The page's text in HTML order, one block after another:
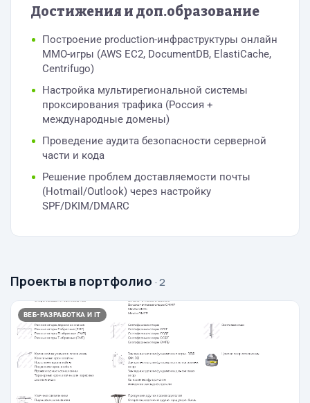
Достижения и доп.образование
Построение production-инфраструктуры онлайн
MMO-игры (AWS EC2, DocumentDB, ElastiCache,
Centrifugo)
Настройка мультирегиональной системы
проксирования трафика (Россия +
международные домены)
Проведение аудита безопасности серверной
части и кода
Решение проблем доставляемости почты
(Hotmail/Outlook) через настройку
SPF/DKIM/DMARC
Проекты в портфолио · 2
ВЕБ-РАЗРАБОТКА И IT